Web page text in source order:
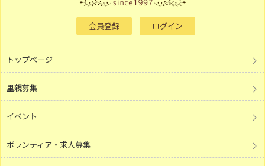
会員登録 ログイン
トップページ
里親募集
イベント
ボランティア・求人募集